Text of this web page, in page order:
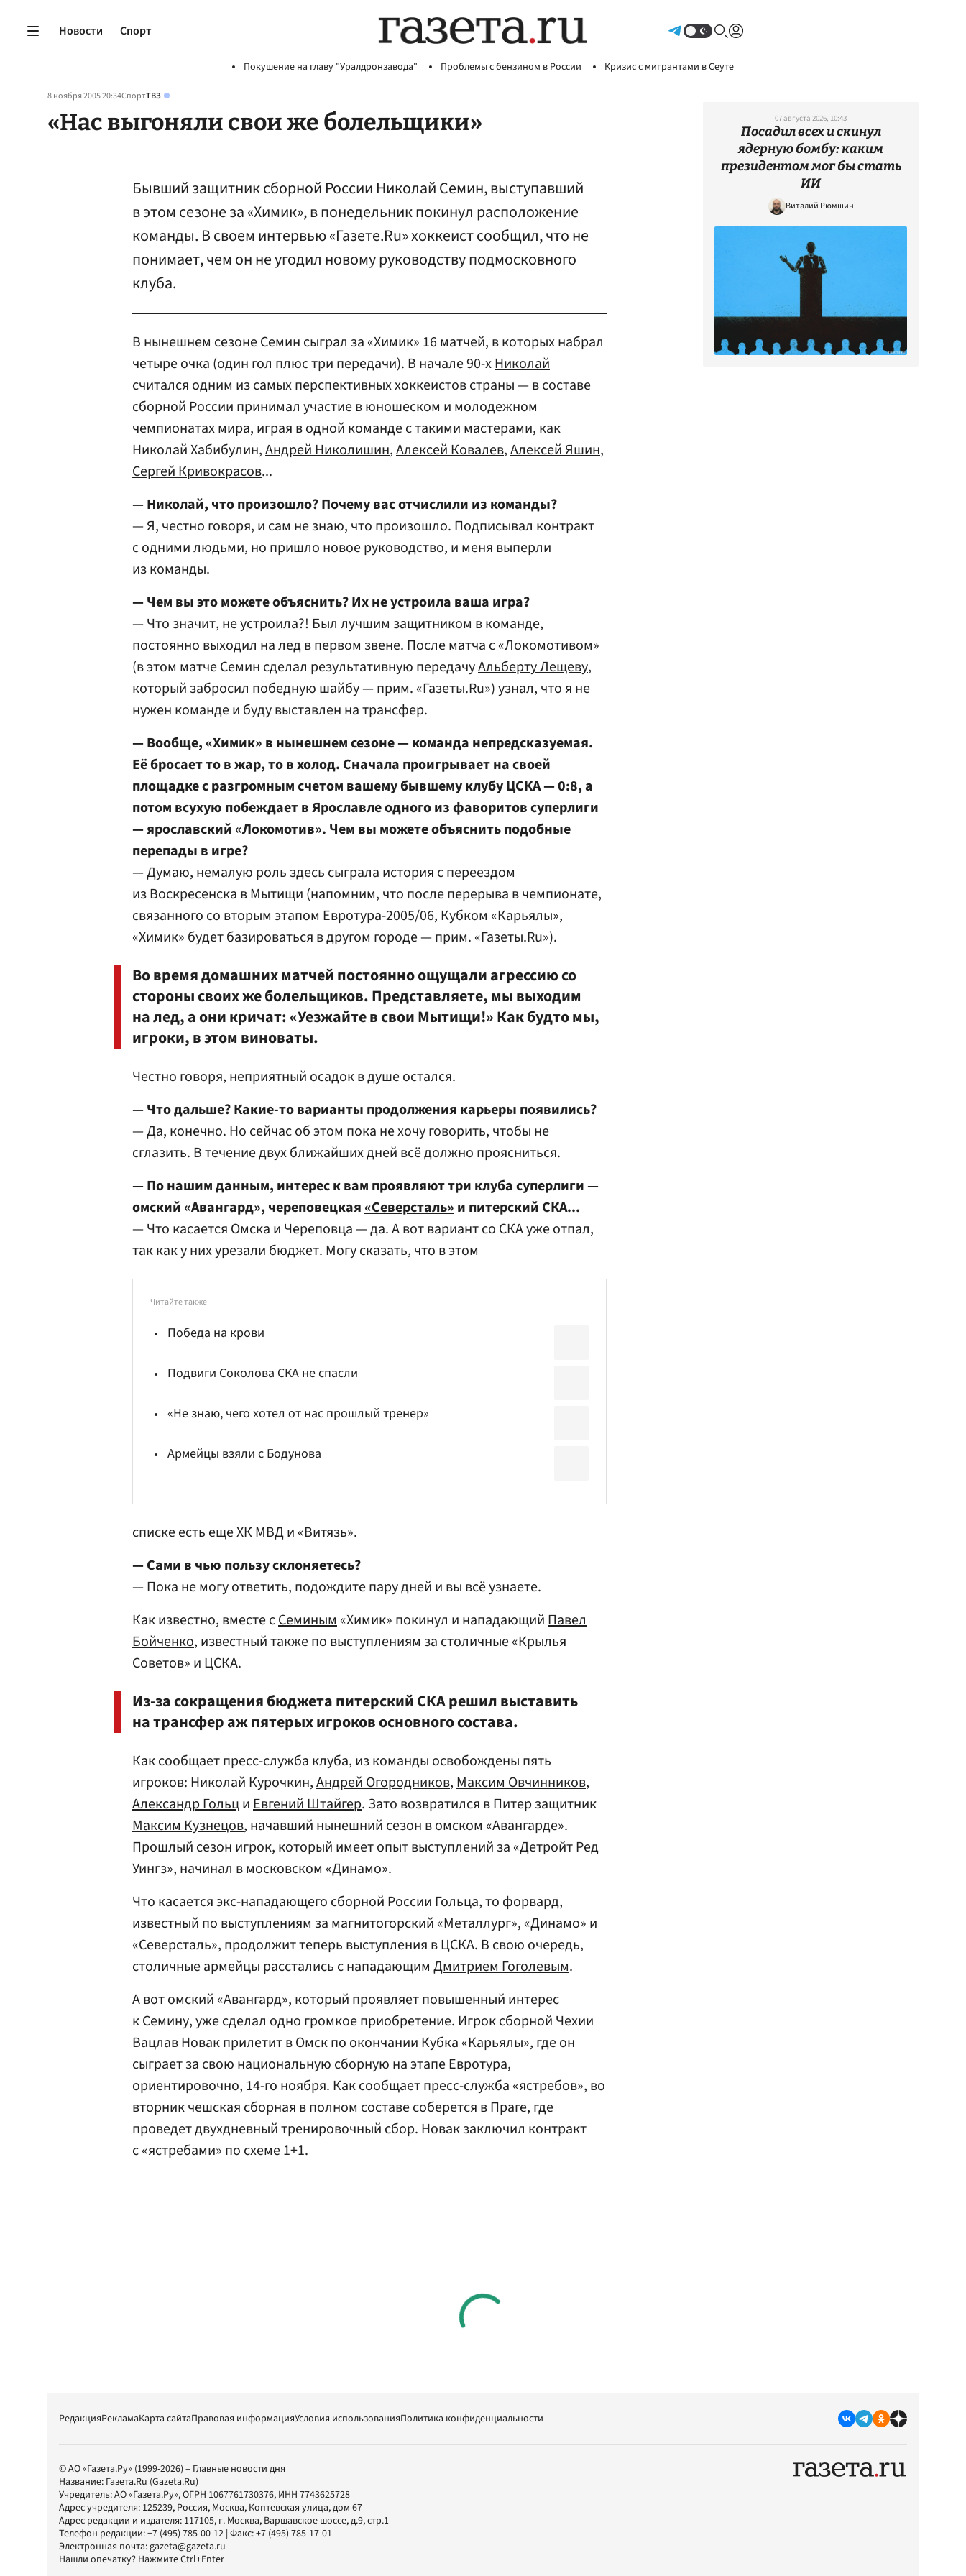
Новости Спорт
Покушение на главу "Уралдронзавода" Проблемы с бензином в России Кризис с мигрантами в Сеуте
8 ноября 2005 20:34СпортТВЗ
«Нас выгоняли свои же болельщики»
Бывший защитник сборной России Николай Семин, выступавший
в этом сезоне за «Химик», в понедельник покинул расположение
команды. В своем интервью «Газете.Ru» хоккеист сообщил, что не
понимает, чем он не угодил новому руководству подмосковного
клуба.
В нынешнем сезоне Семин сыграл за «Химик» 16 матчей, в которых набрал
четыре очка (один гол плюс три передачи). В начале 90-хНиколай
считался одним из самых перспективных хоккеистов страны — в составе
сборной России принимал участие в юношеском и молодежном
чемпионатах мира, играя в одной команде с такими мастерами, как
Николай Хабибулин,Андрей Николишин,Алексей Ковалев,Алексей Яшин,
Сергей Кривокрасов...
— Николай, что произошло? Почему вас отчислили из команды?
— Я, честно говоря, и сам не знаю, что произошло. Подписывал контракт
с одними людьми, но пришло новое руководство, и меня выперли
из команды.
— Чем вы это можете объяснить? Их не устроила ваша игра?
— Что значит, не устроила?! Был лучшим защитником в команде,
постоянно выходил на лед в первом звене. После матча с «Локомотивом»
(в этом матче Семин сделал результативную передачуАльберту Лещеву,
который забросил победную шайбу — прим. «Газеты.Ru») узнал, что я не
нужен команде и буду выставлен на трансфер.
— Вообще, «Химик» в нынешнем сезоне — команда непредсказуемая.
Её бросает то в жар, то в холод. Сначала проигрывает на своей
площадке с разгромным счетом вашему бывшему клубу ЦСКА — 0:8, а
потом всухую побеждает в Ярославле одного из фаворитов суперлиги
— ярославский «Локомотив». Чем вы можете объяснить подобные
перепады в игре?
— Думаю, немалую роль здесь сыграла история с переездом
из Воскресенска в Мытищи (напомним, что после перерыва в чемпионате,
связанного со вторым этапом Евротура-2005/06, Кубком «Карьялы»,
«Химик» будет базироваться в другом городе — прим. «Газеты.Ru»).
Во время домашних матчей постоянно ощущали агрессию со
стороны своих же болельщиков. Представляете, мы выходим
на лед, а они кричат: «Уезжайте в свои Мытищи!» Как будто мы,
игроки, в этом виноваты.
Честно говоря, неприятный осадок в душе остался.
— Что дальше? Какие-то варианты продолжения карьеры появились?
— Да, конечно. Но сейчас об этом пока не хочу говорить, чтобы не
сглазить. В течение двух ближайших дней всё должно проясниться.
— По нашим данным, интерес к вам проявляют три клуба суперлиги —
омский «Авангард», череповецкая«Северсталь»и питерский СКА...
— Что касается Омска и Череповца — да. А вот вариант со СКА уже отпал,
так как у них урезали бюджет. Могу сказать, что в этом
Читайте также
Победа на крови
Подвиги Соколова СКА не спасли
«Не знаю, чего хотел от нас прошлый тренер»
Армейцы взяли с Бодунова
списке есть еще ХК МВД и «Витязь».
— Сами в чью пользу склоняетесь?
— Пока не могу ответить, подождите пару дней и вы всё узнаете.
Как известно, вместе сСеминым«Химик» покинул и нападающийПавел
Бойченко, известный также по выступлениям за столичные «Крылья
Советов» и ЦСКА.
Из-за сокращения бюджета питерский СКА решил выставить
на трансфер аж пятерых игроков основного состава.
Как сообщает пресс-служба клуба, из команды освобождены пять
игроков: Николай Курочкин,Андрей Огородников,Максим Овчинников,
Александр ГольциЕвгений Штайгер. Зато возвратился в Питер защитник
Максим Кузнецов, начавший нынешний сезон в омском «Авангарде».
Прошлый сезон игрок, который имеет опыт выступлений за «Детройт Ред
Уингз», начинал в московском «Динамо».
Что касается экс-нападающего сборной России Гольца, то форвард,
известный по выступлениям за магнитогорский «Металлург», «Динамо» и
«Северсталь», продолжит теперь выступления в ЦСКА. В свою очередь,
столичные армейцы расстались с нападающим Дмитрием Гоголевым.
А вот омский «Авангард», который проявляет повышенный интерес
к Семину, уже сделал одно громкое приобретение. Игрок сборной Чехии
Вацлав Новак прилетит в Омск по окончании Кубка «Карьялы», где он
сыграет за свою национальную сборную на этапе Евротура,
ориентировочно, 14-го ноября. Как сообщает пресс-служба «ястребов», во
вторник чешская сборная в полном составе соберется в Праге, где
проведет двухдневный тренировочный сбор. Новак заключил контракт
с «ястребами» по схеме 1+1.
07 августа 2026, 10:43
Посадил всех и скинул
ядерную бомбу: каким
президентом мог бы стать
ИИ
Виталий Рюмшин
РедакцияРекламаКарта сайтаПравовая информацияУсловия использованияПолитика конфиденциальности
© АО «Газета.Ру» (1999-2026) – Главные новости дня
Название: Газета.Ru (Gazeta.Ru)
Учредитель:АО «Газета.Ру», ОГРН 1067761730376, ИНН 7743625728
Адрес учредителя: 125239, Россия, Москва, Коптевская улица, дом 67
Адрес редакции и издателя: 117105, г. Москва, Варшавское шоссе, д.9, стр.1
Телефон редакции:+7 (495) 785-00-12 | Факс:+7 (495) 785-17-01
Электронная почта:gazeta@gazeta.ru
Нашли опечатку? Нажмите Ctrl+Enter